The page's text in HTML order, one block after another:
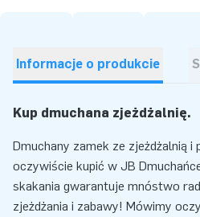
Informacje o produkcie
Kup dmuchaną zjeżdżalnię.
Dmuchany zamek ze zjeżdżalnią i
oczywiście kupić w JB
skakania gwarantuje mnóstwo
zjeżdżania i zabawy! Mówimy